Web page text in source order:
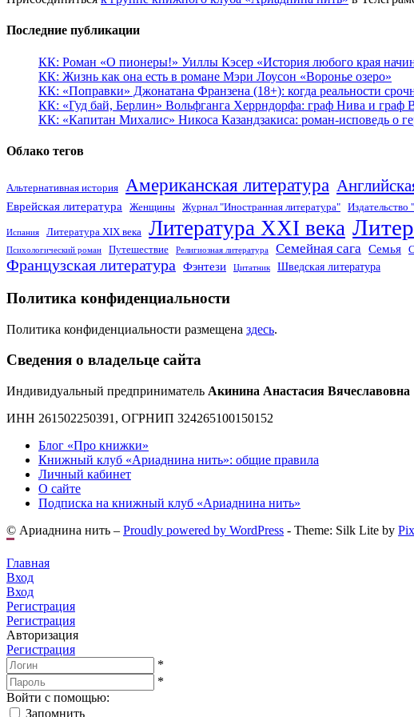
Последние публикации
КК: Роман «О пионеры!» Уиллы Кэсер «История любого края
КК: Жизнь как она есть в романе Мэри Лоусон «Воронье озеро»
КК: «Поправки» Джонатана Франзена (18+): когда реальности
КК: «Гуд бай, Берлин» Вольфганга Херрндорфа: граф Нива и граф
КК: «Капитан Михалис» Никоса Казандзакиса: роман-исповедь о
Облако тегов
Альтернативная история Американская литература
Еврейская литература Женщины Журнал "Иностранная литература" Издательство
Испания Литература XIX века Литература XXI века
Психологический роман Путешествие Религиозная литература Семейная сага Семья
Французская литература Фэнтези Цитатник Шведская литература
Политика конфиденциальности
Политика конфиденциальности размещена здесь.
Сведения о владельце сайта
Индивидуальный предприниматель Акинина Анастасия Вячеславовна
ИНН 261502250391, ОГРНИП 324265100150152
Блог «Про книжки»
Книжный клуб «Ариаднина нить»: общие правила
Личный кабинет
О сайте
Подписка на книжный клуб «Ариаднина нить»
© Ариаднина нить – Proudly powered by WordPress - Theme: Silk Lite by
Главная
Вход
Вход
Регистрация
Регистрация
Авторизация
Регистрация
*
*
Войти с помощью:
Запомнить